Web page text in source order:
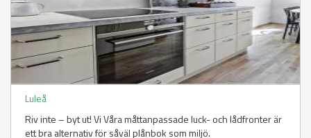
Luleå
Riv inte – byt ut! Vi Våra måttanpassade luck- och lådfronter är
ett bra alternativ för såväl plånbok som miljö.